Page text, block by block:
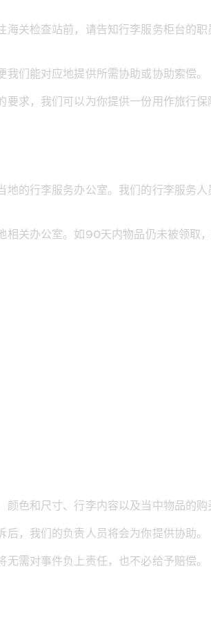
关检查站前，请告知行李服务柜台的
们能对应地提供所需协助或协助索偿。
求，我们可以为你提供一份用作旅行保
地的行李服务办公室。我们的行李服务
关办公室。如90天内物品仍未被领取
色和尺寸、行李内容以及当中物品的购
，我们的负责人员将会为你提供协助。
需对事件负上责任，也不必给予赔偿。